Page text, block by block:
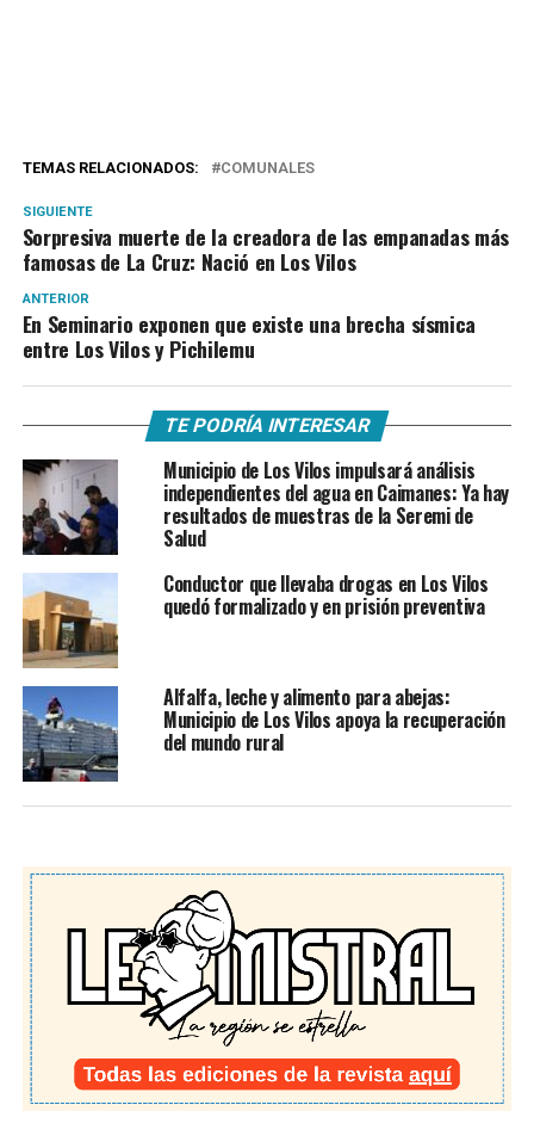
TEMAS RELACIONADOS: COMUNALES
SIGUIENTE
Sorpresiva muerte de la creadora de las empanadas más
famosas de La Cruz: Nació en Los Vilos
ANTERIOR
En Seminario exponen que existe una brecha sísmica
entre Los Vilos y Pichilemu
TE PODRÍA INTERESAR
Municipio de Los Vilos impulsará análisis
independientes del agua en Caimanes: Ya hay
resultados de muestras de la Seremi de
Salud
Conductor que llevaba drogas en Los Vilos
quedó formalizado y en prisión preventiva
Alfalfa, leche y alimento para abejas:
Municipio de Los Vilos apoya la recuperación
del mundo rural